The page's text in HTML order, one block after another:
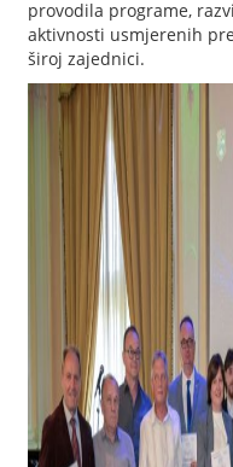
provodila programe,
aktivnosti usmjerenih
široj zajednici.